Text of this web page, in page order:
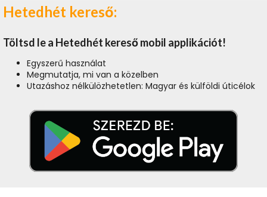
Hetedhét kereső:
Töltsd le a Hetedhét kereső mobil applikációt!
Egyszerű használat
Megmutatja, mi van a közelben
Utazáshoz nélkülözhetetlen: Magyar és külföldi úticélok